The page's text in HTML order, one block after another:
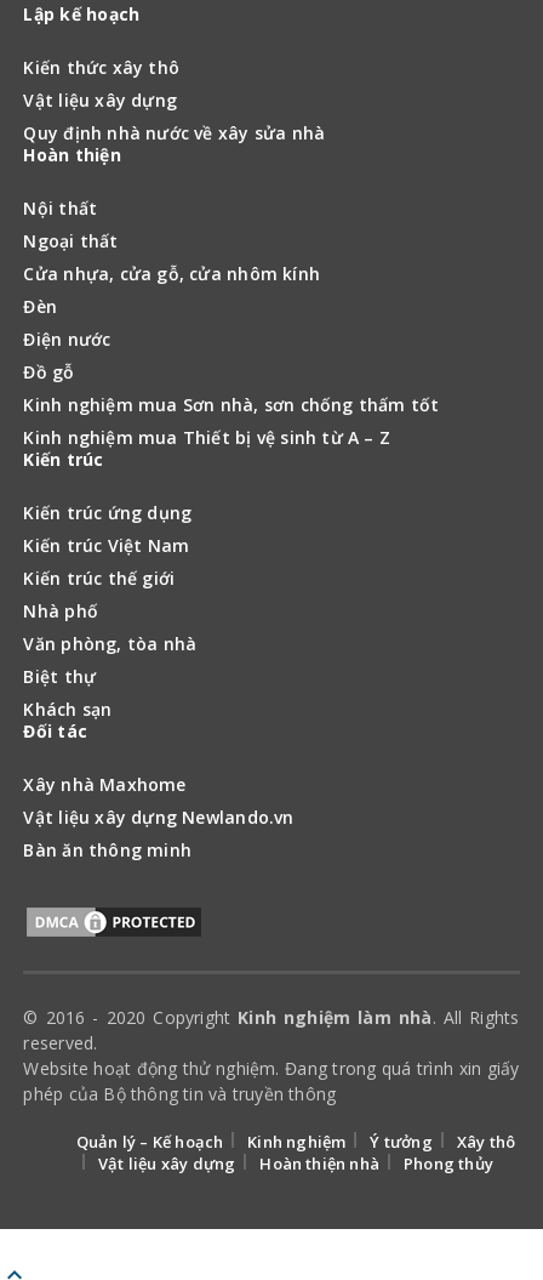
Lập kế hoạch
Kiến thức xây thô
Vật liệu xây dựng
Quy định nhà nước về xây sửa nhà
Hoàn thiện
Nội thất
Ngoại thất
Cửa nhựa, cửa gỗ, cửa nhôm kính
Đèn
Điện nước
Đồ gỗ
Kinh nghiệm mua Sơn nhà, sơn chống thấm tốt
Kinh nghiệm mua Thiết bị vệ sinh từ A – Z
Kiến trúc
Kiến trúc ứng dụng
Kiến trúc Việt Nam
Kiến trúc thế giới
Nhà phố
Văn phòng, tòa nhà
Biệt thự
Khách sạn
Đối tác
Xây nhà Maxhome
Vật liệu xây dựng Newlando.vn
Bàn ăn thông minh
© 2016 - 2020 Copyright Kinh nghiệm làm nhà. All Rights
reserved.
Website hoạt động thử nghiệm. Đang trong quá trình xin giấy
phép của Bộ thông tin và truyền thông
Quản lý – Kế hoạch Kinh nghiệm Ý tưởng
Xây thô
Vật liệu xây dựng
Hoàn thiện nhà Phong thủy